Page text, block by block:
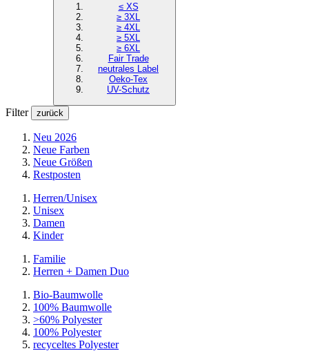
≤ XS
≥ 3XL
≥ 4XL
≥ 5XL
≥ 6XL
Fair Trade
neutrales Label
Oeko-Tex
UV-Schutz
Filter zurück
Neu 2026
Neue Farben
Neue Größen
Restposten
Herren/Unisex
Unisex
Damen
Kinder
Familie
Herren + Damen Duo
Bio-Baumwolle
100% Baumwolle
>60% Polyester
100% Polyester
recyceltes Polyester